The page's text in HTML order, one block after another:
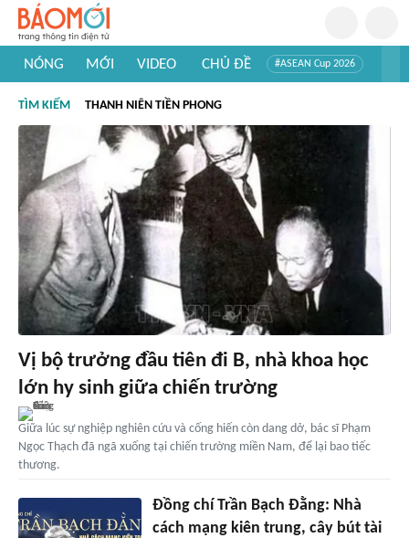
NÓNG MỚI VIDEO CHỦ ĐỀ #ASEAN Cup 2026
#Khám phá thế giới
TÌM KIẾM THANH NIÊN TIỀN PHONG
Vị bộ trưởng đầu tiên đi B, nhà khoa học
lớn hy sinh giữa chiến trường
Giữa lúc sự nghiệp nghiên cứu và cống hiến còn dang dở, bác sĩ Phạm
Ngọc Thạch đã ngã xuống tại chiến trường miền Nam, để lại bao tiếc
thương.
Đồng chí Trần Bạch Đằng: Nhà
cách mạng kiên trung, cây bút tài